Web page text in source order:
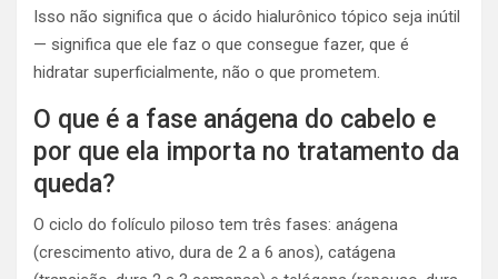
Isso não significa que o ácido hialurônico tópico seja inútil
— significa que ele faz o que consegue fazer, que é
hidratar superficialmente, não o que prometem.
O que é a fase anágena do cabelo e
por que ela importa no tratamento da
queda?
O ciclo do folículo piloso tem três fases: anágena
(crescimento ativo, dura de 2 a 6 anos), catágena